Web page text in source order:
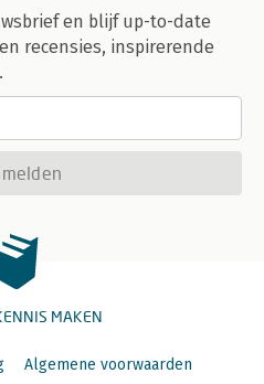
en blijf up-to-date
recensies, inspirerende
MAKEN
Algemene voorwaarden